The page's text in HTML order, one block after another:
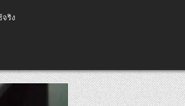
จริง